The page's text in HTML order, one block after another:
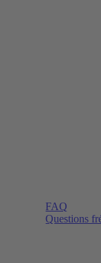
FAQ
Questions